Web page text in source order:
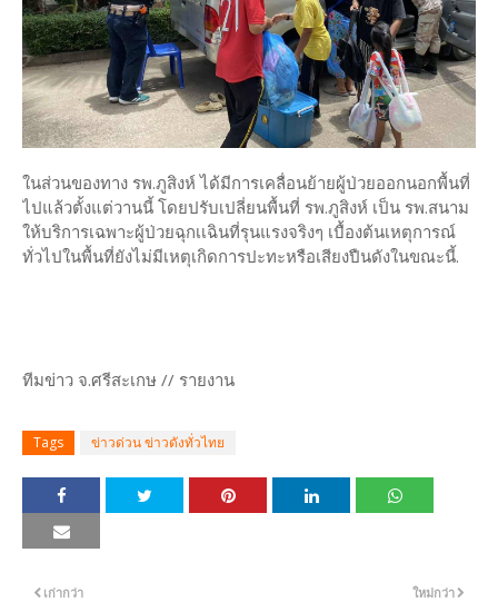
ในส่วนของทาง รพ.ภูสิงห์ ได้มีการเคลื่อนย้ายผู้ป่วยออกนอกพื้นที่
ไปแล้วตั้งแต่วานนี้ โดยปรับเปลี่ยนพื้นที่ รพ.ภูสิงห์ เป็น รพ.สนาม
ให้บริการเฉพาะผู้ป่วยฉุกเเฉินที่รุนแรงจริงๆ เบื้องต้นเหตุการณ์
ทั่วไปในพื้นที่ยังไม่มีเหตุเกิดการปะทะหรือเสียงปืนดังในขณะนี้.
ทีมข่าว จ.ศรีสะเกษ // รายงาน
Tags ข่าวด่วน ข่าวดังทั่วไทย
ใหม่กว่า
เก่ากว่า